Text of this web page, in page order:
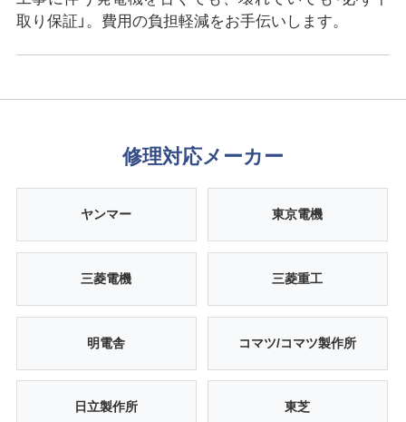
取り保証」。費用の負担軽減をお手伝いします。
修理対応メーカー
ヤンマー 東京電機
三菱電機 三菱重工
明電舎 コマツ/コマツ製作所
日立製作所 東芝